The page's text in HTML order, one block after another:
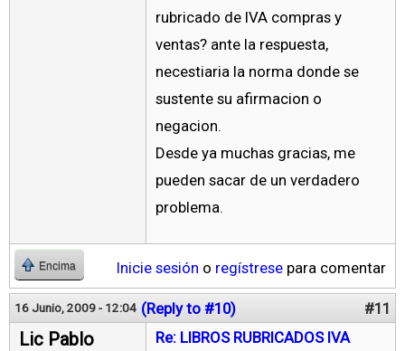
rubricado de IVA compras y
ventas? ante la respuesta,
necestiaria la norma donde se
sustente su afirmacion o
negacion.
Desde ya muchas gracias, me
pueden sacar de un verdadero
problema.
Encima Inicie sesión o regístrese para comentar
16 Junio, 2009 - 12:04 (Reply to #10) #11
Lic Pablo Re: LIBROS RUBRICADOS IVA